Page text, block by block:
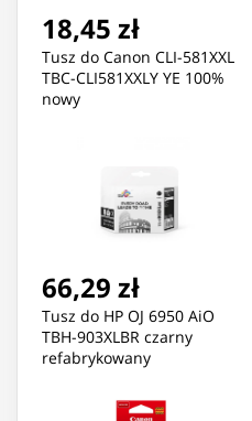
18,45 zł
Tusz do Canon CLI-581XXL
TBC-CLI581XXLY YE 100%
nowy
66,29 zł
Tusz do HP OJ 6950 AiO
TBH-903XLBR czarny
refabrykowany